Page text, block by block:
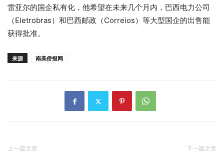
雷亚尔的国企私有化，他希望在未来几个月内，巴西电力公司
（Eletrobras）和巴西邮政（Correios）等大型国企的出售能
获得批准。
来源 南美侨报网
上一篇文章 下一篇文章